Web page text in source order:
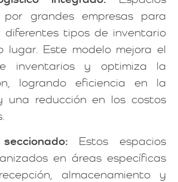
por grandes empresas para
diferentes tipos de inventario
lugar. Este modelo mejora el
inventarios y optimiza la
logrando eficiencia en la
una reducción en los costos
Estos espacios
en áreas específicas
almacenamiento y